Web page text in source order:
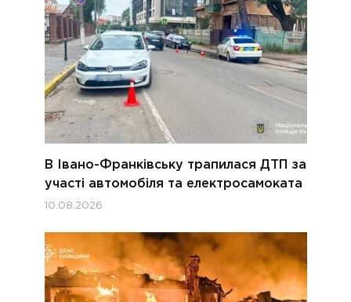
В Івано-Франківську трапилася ДТП за
участі автомобіля та електросамоката
10.08.2026